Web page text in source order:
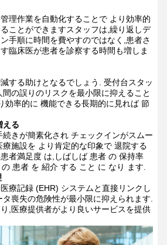
理作業を自動化することで より効率的
ことができますスタッフは,繰り返しデ
手順に時間を費やすのではなく,患者さ
臨床医が患者を診察する時間も増しま
する助けとなるでしょう. 受付台スタッ
の誤りのリスクを最小限に抑えること
効率的に 機能できる長期的に見れば 節
える
きが簡素化され チェックインがスムー
療施設を より肯定的な印象で 退院する
者満足度 は,しばしば 患者 の 保持率
患者 を 紹介 する こと に なり ます.
療記録 (EHR) システムと直接リンクし
喪失の危険性が最小限に抑えられます.
,医療提供者がより良いサービスを提供